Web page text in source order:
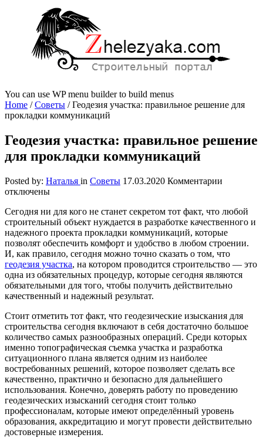
You can use WP menu builder to build menus
Home /Советы /Геодезия участка: правильное решение для
прокладки коммуникаций
Геодезия участка: правильное решение
для прокладки коммуникаций
Posted by: Наталья in Советы 17.03.2020 Комментарии
участка:
решение
для
отключены
Сегодня ни для кого не станет секретом тот факт, что любой
строительный объект нуждается в разработке качественного и
надежного проекта прокладки коммуникаций, которые
позволят обеспечить комфорт и удобство в любом строении.
И, как правило, сегодня можно точно сказать о том, что
геодезия участка, на котором проводится строительство — это
одна из обязательных процедур, которые сегодня являются
обязательными для того, чтобы получить действительно
качественный и надежный результат.
Стоит отметить тот факт, что геодезические изыскания для
строительства сегодня включают в себя достаточно большое
количество самых разнообразных операций. Среди которых
именно топографическая съемка участка и разработка
ситуационного плана является одним из наиболее
востребованных решений, которое позволяет сделать все
качественно, практично и безопасно для дальнейшего
использования. Конечно, доверять работу по проведению
геодезических изысканий сегодня стоит только
профессионалам, которые имеют определённый уровень
образования, аккредитацию и могут провести действительно
достоверные измерения.